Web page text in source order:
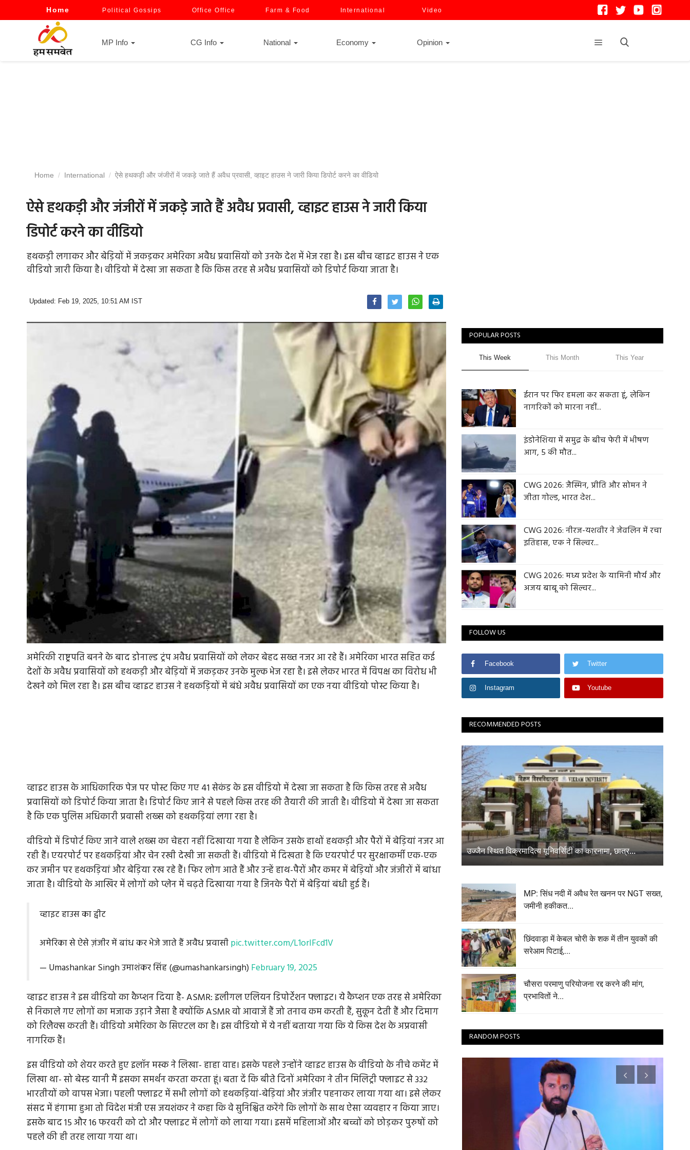
Home Political Gossips Office Office Farm & Food International Video
MP Info CG Info National Economy Opinion
Home International ऐसे हथकड़ी और जंजीरों में जकड़े जाते हैं अवैध प्रवासी, व्हाइट हाउस ने जारी किया डिपोर्ट करने का वीडियो
ऐसे हथकड़ी और जंजीरों में जकड़े जाते हैं अवैध प्रवासी, व्हाइट हाउस ने जारी किया
डिपोर्ट करने का वीडियो
हथकड़ी लगाकर और बेड़ियों में जकड़कर अमेरिका अवैध प्रवासियों को उनके देश में भेज रहा है। इस बीच व्हाइट हाउस ने एक
वीडियो जारी किया है। वीडियो में देखा जा सकता है कि किस तरह से अवैध प्रवासियों को डिपोर्ट किया जाता है।
Updated: Feb 19, 2025, 10:51 AM IST
अमेरिकी राष्ट्रपति बनने के बाद डोनाल्ड ट्रंप अवैध प्रवासियों को लेकर बेहद सख्त नजर आ रहे हैं। अमेरिका भारत सहित कई
देशों के अवैध प्रवासियों को हथकड़ी और बेड़ियों में जकड़कर उनके मुल्क भेज रहा है। इसे लेकर भारत में विपक्ष का विरोध भी
देखने को मिल रहा है। इस बीच व्हाइट हाउस ने हथकड़ियों में बंधे अवैध प्रवासियों का एक नया वीडियो पोस्ट किया है।
व्हाइट हाउस के आधिकारिक पेज पर पोस्ट किए गए 41 सेकंड के इस वीडियो में देखा जा सकता है कि किस तरह से अवैध
प्रवासियों को डिपोर्ट किया जाता है। डिपोर्ट किए जाने से पहले किस तरह की तैयारी की जाती है। वीडियो में देखा जा सकता
है कि एक पुलिस अधिकारी प्रवासी शख्स को हथकड़ियां लगा रहा है।
वीडियो में डिपोर्ट किए जाने वाले शख्स का चेहरा नहीं दिखाया गया है लेकिन उसके हाथों हथकड़ी और पैरों में बेड़ियां नजर आ
रही हैं। एयरपोर्ट पर हथकड़ियां और चेन रखी देखी जा सकती हैं। वीडियो में दिखता है कि एयरपोर्ट पर सुरक्षाकर्मी एक-एक
कर जमीन पर हथकड़ियां और बेड़िया रख रहे हैं। फिर लोग आते हैं और उन्हें हाथ-पैरों और कमर में बेड़ियों और जंजीरों में बांधा
जाता है। वीडियो के आखिर में लोगों को प्लेन में चढ़ते दिखाया गया है जिनके पैरों में बेड़ियां बंधी हुई हैं।
व्हाइट हाउस का ट्वीट
अमेरिका से ऐसे ज़ंजीर में बांध कर भेजे जाते हैं अवैध प्रवासीpic.twitter.com/L1orIFcd1V
— Umashankar Singh उमाशंकर सिंह (@umashankarsingh) February 19, 2025
व्हाइट हाउस ने इस वीडियो का कैप्शन दिया है- ASMR: इलीगल एलियन डिपोर्टेशन फ्लाइट। ये कैप्शन एक तरह से अमेरिका
से निकाले गए लोगों का मजाक उड़ाने जैसा है क्योंकि ASMR वो आवाजें हैं जो तनाव कम करती हैं, सुकून देती हैं और दिमाग
को रिलैक्स करती हैं। वीडियो अमेरिका के सिएटल का है। इस वीडियो में ये नहीं बताया गया कि ये किस देश के अप्रवासी
नागरिक हैं।
इस वीडियो को शेयर करते हुए इलॉन मस्क ने लिखा- हाहा वाह। इसके पहले उन्होंने व्हाइट हाउस के वीडियो के नीचे कमेंट में
लिखा था- सो बेस्ड यानी मैं इसका समर्थन करता करता हूं। बता दें कि बीते दिनों अमेरिका ने तीन मिलिट्री फ्लाइट से 332
भारतीयों को वापस भेजा। पहली फ्लाइट में सभी लोगों को हथकड़ियां-बेड़ियां और जंजीर पहनाकर लाया गया था। इसे लेकर
संसद में हंगामा हुआ तो विदेश मंत्री एस जयशंकर ने कहा कि वे सुनिश्चित करेंगे कि लोगों के साथ ऐसा व्यवहार न किया जाए।
इसके बाद 15 और 16 फरवरी को दो और फ्लाइट में लोगों को लाया गया। इसमें महिलाओं और बच्चों को छोड़कर पुरुषों को
पहले की ही तरह लाया गया था।
POPULAR POSTS
This Week This Month This Year
ईरान पर फिर हमला कर सकता हूं, लेकिन
नागरिकों को मारना नहीं...
इंडोनेशिया में समुद्र के बीच फेरी में भीषण
आग, 5 की मौत...
CWG 2026: जैस्मिन, प्रीति और सोमन ने
जीता गोल्ड, भारत देश...
CWG 2026: नीरज-यशवीर ने जेवलिन में रचा
इतिहास, एक ने सिल्वर...
CWG 2026: मध्य प्रदेश के यामिनी मौर्य और
अजय बाबू को सिल्वर...
FOLLOW US
Facebook Twitter
Instagram Youtube
RECOMMENDED POSTS
उज्जैन स्थित विक्रमादित्य यूनिवर्सिटी का कारनामा, छात्र...
MP: सिंध नदी में अवैध रेत खनन पर NGT सख्त,
जमीनी हकीकत...
छिंदवाड़ा में केबल चोरी के शक में तीन युवकों की
सरेआम पिटाई,...
चौसरा परमाणु परियोजना रद्द करने की मांग,
प्रभावितों ने...
RANDOM POSTS